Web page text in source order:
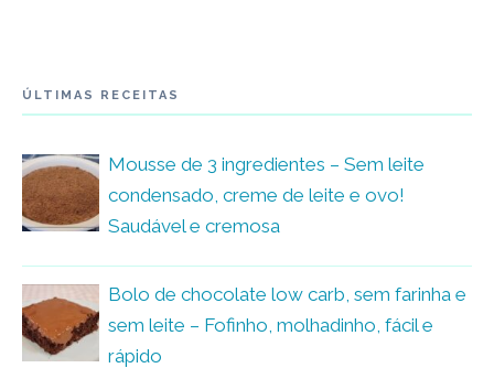
ÚLTIMAS RECEITAS
Mousse de 3 ingredientes – Sem leite
condensado, creme de leite e ovo!
Saudável e cremosa
Bolo de chocolate low carb, sem farinha e
sem leite – Fofinho, molhadinho, fácil e
rápido